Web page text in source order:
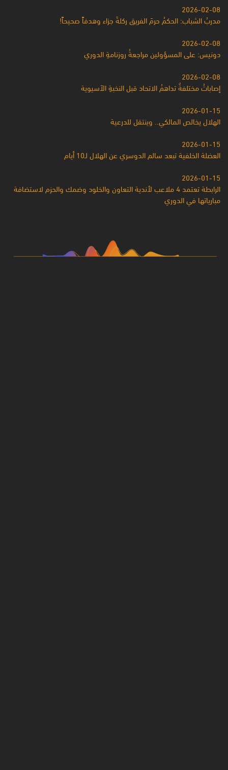
2026-02-08
مدربُ الشباب: الحكمُ حرمَ الفريق ركلةَ جزاء وهدفاً صحيحاً!
2026-02-08
دونيس: على المسؤولين مراجعةُ روزنامةِ الدوري
2026-02-08
إصاباتُ مختلفةٌ تداهمُ الاتحاد قبل النخبةِ الآسيوية
2026-01-15
الهلال يخالص المالكي.. وينتقل للدرعية
2026-01-15
العضلة الخلفية تبعد سالم الدوسري عن الهلال لـ10 أيام
2026-01-15
الرابطة تعتمد 4 ملاعب لأندية التعاون والخلود وضمك والحزم لاستضافة
مبارياتها في الدوري